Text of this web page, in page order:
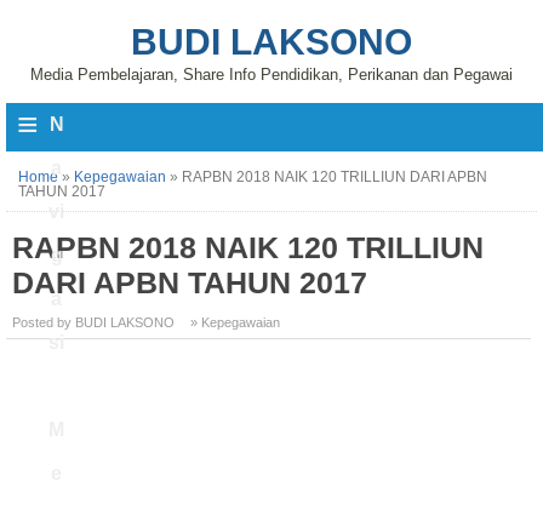
BUDI LAKSONO
Media Pembelajaran, Share Info Pendidikan, Perikanan dan Pegawai
≡ N
vi
g
a
si
Home » Kepegawaian » RAPBN 2018 NAIK 120 TRILLIUN DARI APBN
TAHUN 2017
RAPBN 2018 NAIK 120 TRILLIUN
DARI APBN TAHUN 2017
Posted by BUDI LAKSONO » Kepegawaian